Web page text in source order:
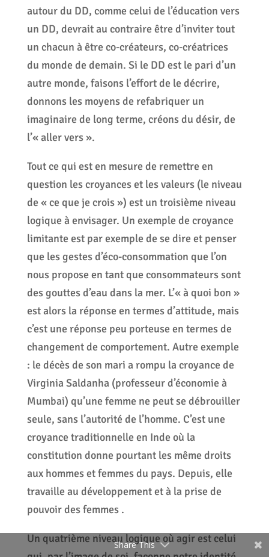
autour du DD, comme celui de l’éducation vers
un DD, devrait au contraire être d’inviter tout
un chacun à être co-créateurs, co-créatrices
du monde de demain. Si le DD est le pari d’un
autre monde, faisons l’effort de le décrire,
donnons les moyens de refabriquer un
imaginaire de long terme, créons du désir, de
l’« aller vers ».
Tout ce qui est en mesure de remettre en
question les croyances et les valeurs (le niveau
de « ce que je crois ») est un troisième niveau
logique à envisager. Un exemple de croyance
limitante est par exemple de se dire et penser
que les gestes d’éco-consommation que l’on
nous propose en tant que consommateurs sont
des gouttes d’eau dans la mer. L’« à quoi bon »
est alors la réponse en termes d’attitude, mais
c’est une réponse peu porteuse en termes de
changement de comportement. Autre exemple
: le décès de son mari a rompu la croyance de
Virginia Saldanha (professeur d’économie à
Mumbai) qu’une femme ne peut se débrouiller
seule, sans l’autorité de l’homme. C’est une
croyance traditionnelle en Inde où la
constitution donne pourtant les même droits
aux hommes et femmes du pays. Depuis, elle
travaille au développement et à la prise de
pouvoir des femmes .
Un quatrième niveau logique où agir est celui
Share This